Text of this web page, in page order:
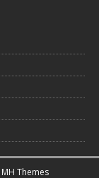
MH Themes